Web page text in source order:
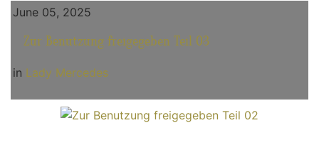
June 05, 2025
Zur Benutzung freigegeben Teil 03
in Lady Mercedes